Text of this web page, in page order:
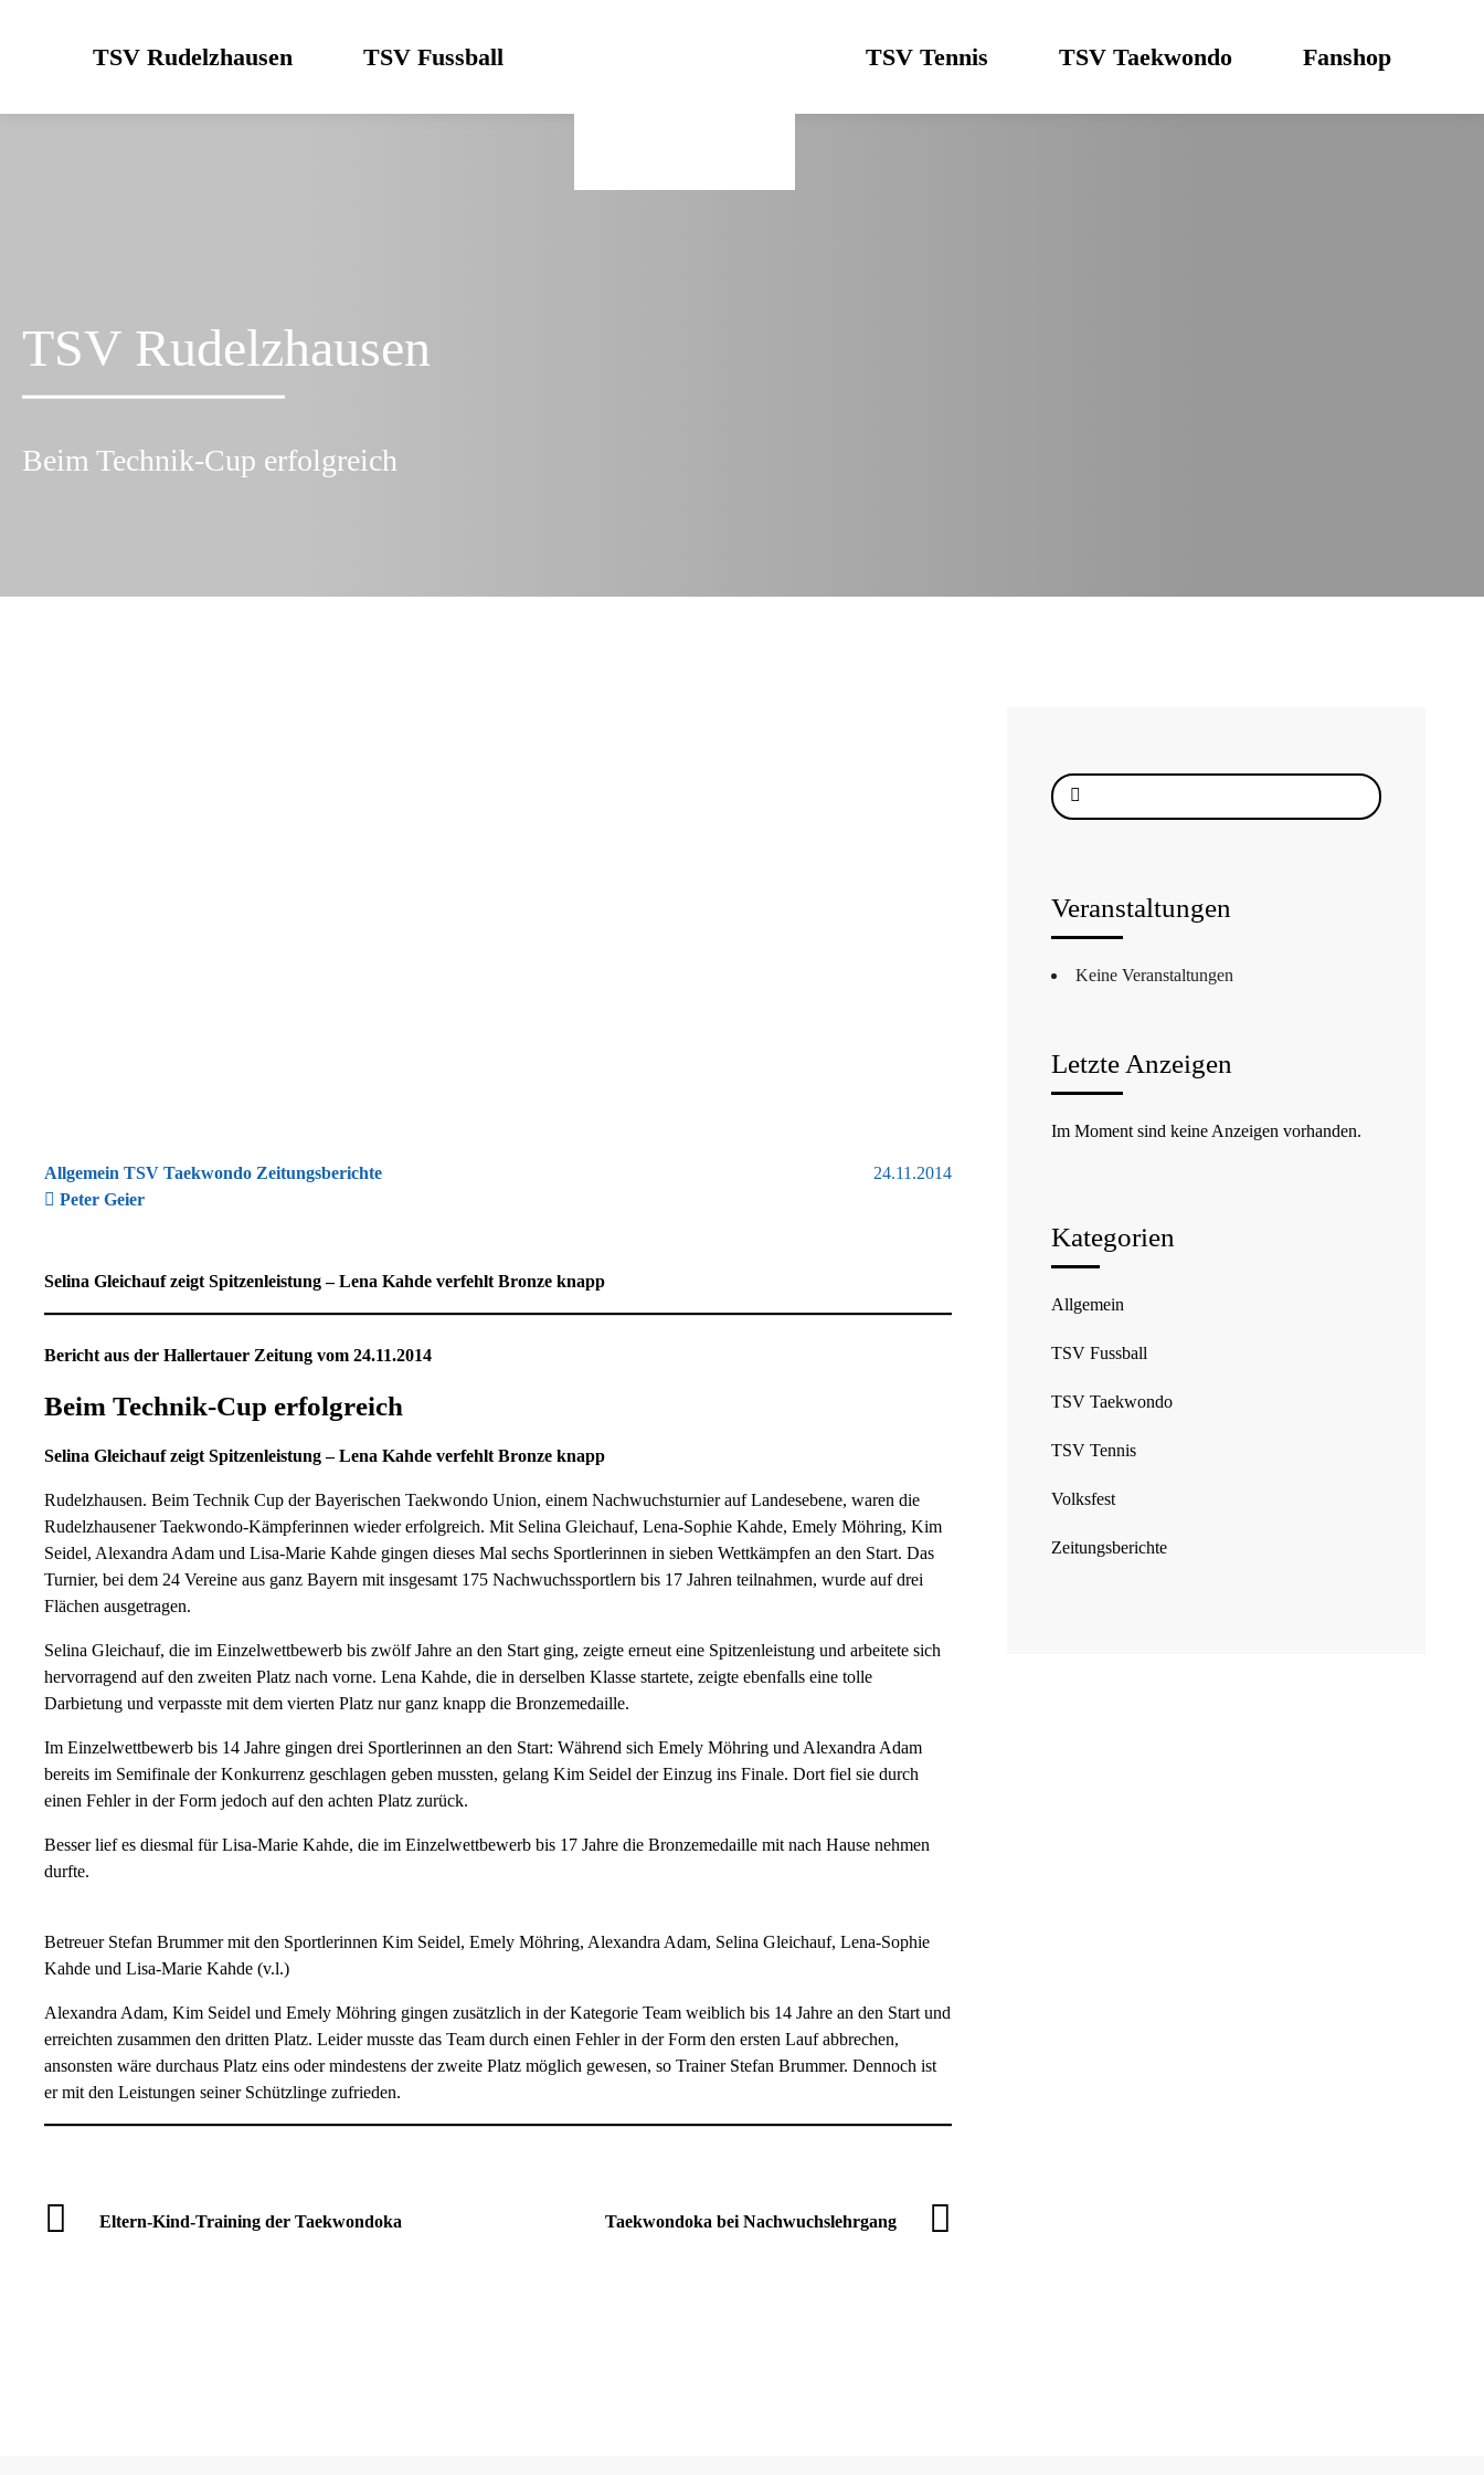
TSV Rudelzhausen TSV Fussball TSV Tennis TSV Taekwondo Fanshop
TSV Rudelzhausen
Beim Technik-Cup erfolgreich
Allgemein TSV Taekwondo Zeitungsberichte
Peter Geier
24.11.2014
Selina Gleichauf zeigt Spitzenleistung – Lena Kahde verfehlt Bronze knapp
Bericht aus der Hallertauer Zeitung vom 24.11.2014
Beim Technik-Cup erfolgreich
Selina Gleichauf zeigt Spitzenleistung – Lena Kahde verfehlt Bronze knapp
Rudelzhausen. Beim Technik Cup der Bayerischen Taekwondo Union, einem Nachwuchsturnier auf Landesebene, waren die
Rudelzhausener Taekwondo-Kämpferinnen wieder erfolgreich. Mit Selina Gleichauf, Lena-Sophie Kahde, Emely Möhring, Kim
Seidel, Alexandra Adam und Lisa-Marie Kahde gingen dieses Mal sechs Sportlerinnen in sieben Wettkämpfen an den Start. Das
Turnier, bei dem 24 Vereine aus ganz Bayern mit insgesamt 175 Nachwuchssportlern bis 17 Jahren teilnahmen, wurde auf drei
Flächen ausgetragen.
Selina Gleichauf, die im Einzelwettbewerb bis zwölf Jahre an den Start ging, zeigte erneut eine Spitzenleistung und arbeitete sich
hervorragend auf den zweiten Platz nach vorne. Lena Kahde, die in derselben Klasse startete, zeigte ebenfalls eine tolle
Darbietung und verpasste mit dem vierten Platz nur ganz knapp die Bronzemedaille.
Im Einzelwettbewerb bis 14 Jahre gingen drei Sportlerinnen an den Start: Während sich Emely Möhring und Alexandra Adam
bereits im Semifinale der Konkurrenz geschlagen geben mussten, gelang Kim Seidel der Einzug ins Finale. Dort fiel sie durch
einen Fehler in der Form jedoch auf den achten Platz zurück.
Besser lief es diesmal für Lisa-Marie Kahde, die im Einzelwettbewerb bis 17 Jahre die Bronzemedaille mit nach Hause nehmen
durfte.
Betreuer Stefan Brummer mit den Sportlerinnen Kim Seidel, Emely Möhring, Alexandra Adam, Selina Gleichauf, Lena-Sophie
Kahde und Lisa-Marie Kahde (v.l.)
Alexandra Adam, Kim Seidel und Emely Möhring gingen zusätzlich in der Kategorie Team weiblich bis 14 Jahre an den Start und
erreichten zusammen den dritten Platz. Leider musste das Team durch einen Fehler in der Form den ersten Lauf abbrechen,
ansonsten wäre durchaus Platz eins oder mindestens der zweite Platz möglich gewesen, so Trainer Stefan Brummer. Dennoch ist
er mit den Leistungen seiner Schützlinge zufrieden.
Eltern-Kind-Training der Taekwondoka Taekwondoka bei Nachwuchslehrgang
Suche
nach:
Veranstaltungen
Keine Veranstaltungen
Letzte Anzeigen
Im Moment sind keine Anzeigen vorhanden.
Kategorien
Allgemein
TSV Fussball
TSV Taekwondo
TSV Tennis
Volksfest
Zeitungsberichte